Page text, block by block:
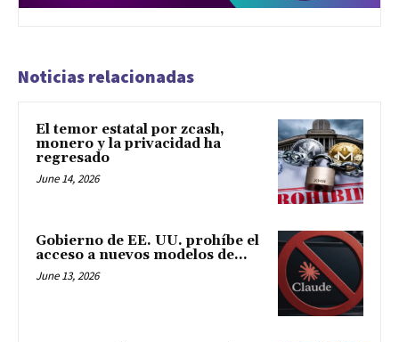
Noticias relacionadas
El temor estatal por zcash,
monero y la privacidad ha
regresado
June 14, 2026
Gobierno de EE. UU. prohíbe el
acceso a nuevos modelos de...
June 13, 2026